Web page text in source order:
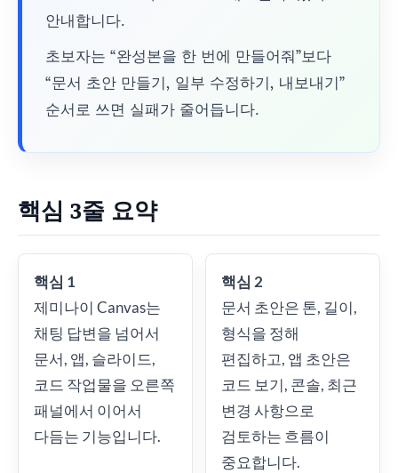
안내합니다.
초보자는 “완성본을 한 번에 만들어줘”보다
“문서 초안 만들기, 일부 수정하기, 내보내기”
순서로 쓰면 실패가 줄어듭니다.
핵심 3줄 요약
핵심 1
제미나이 Canvas는
채팅 답변을 넘어서
문서, 앱, 슬라이드,
코드 작업물을 오른쪽
패널에서 이어서
다듬는 기능입니다.
핵심 2
문서 초안은 톤, 길이,
형식을 정해
편집하고, 앱 초안은
코드 보기, 콘솔, 최근
변경 사항으로
검토하는 흐름이
중요합니다.